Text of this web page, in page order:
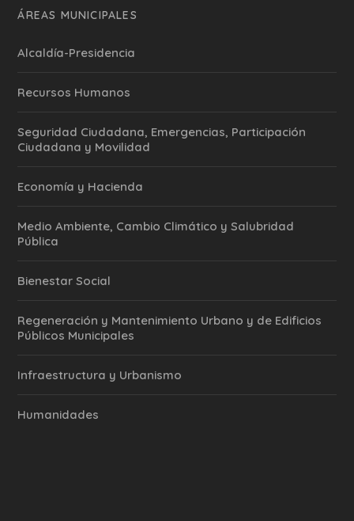
ÁREAS MUNICIPALES
Alcaldía-Presidencia
Recursos Humanos
Seguridad Ciudadana, Emergencias, Participación
Ciudadana y Movilidad
Economía y Hacienda
Medio Ambiente, Cambio Climático y Salubridad
Pública
Bienestar Social
Regeneración y Mantenimiento Urbano y de Edificios
Públicos Municipales
Infraestructura y Urbanismo
Humanidades